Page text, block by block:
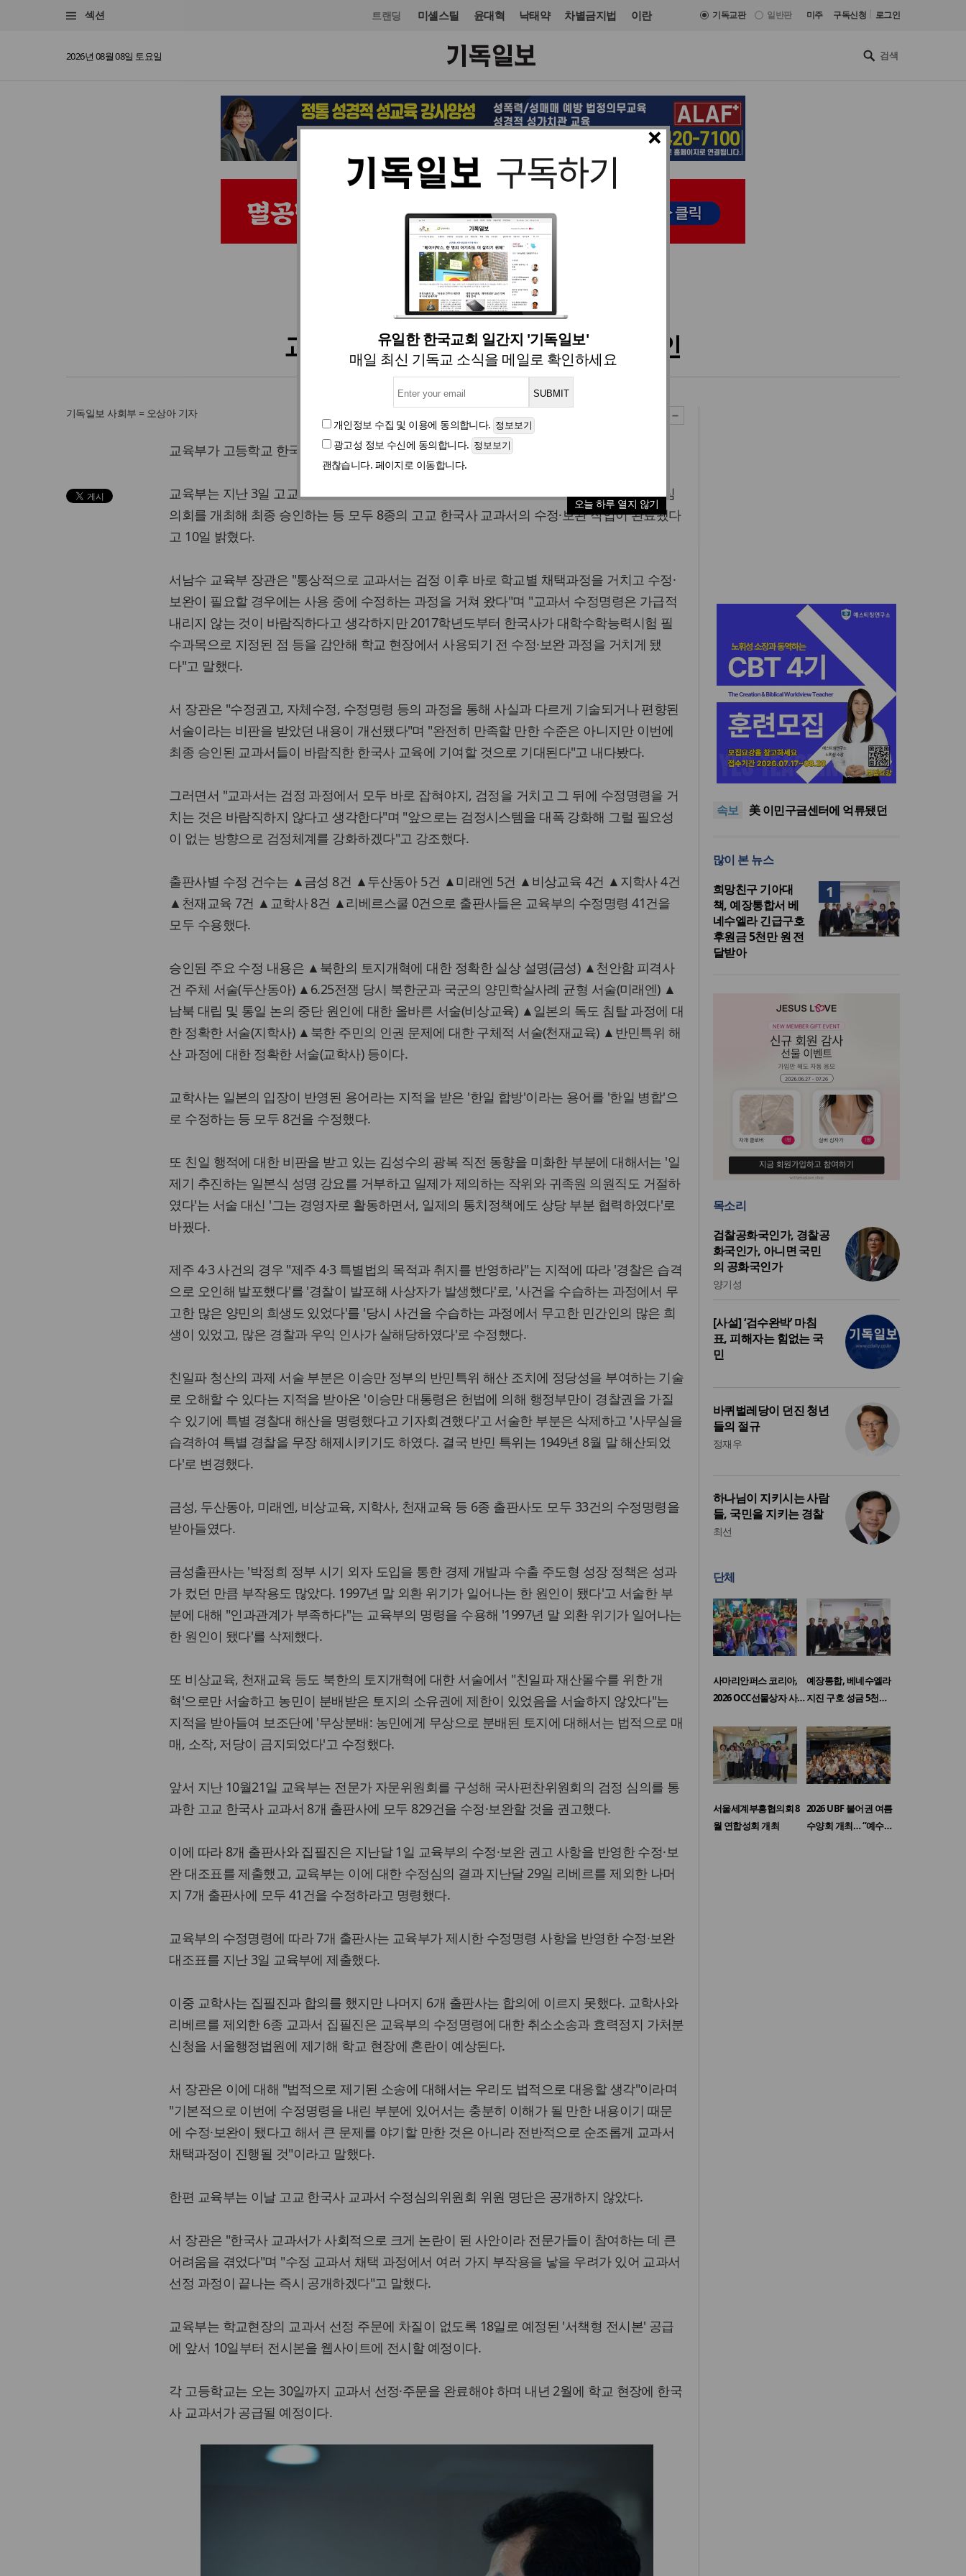
섹션 트랜딩 미셸스틸 윤대혁 낙태약 차별금지법 이란 기독교판 일반판 미주 구독신청 로그인
2026년 08월 08일 토요일
×
유일한 한국교회 일간지 '기독일보'
매일 최신 기독교 소식을 메일로 확인하세요
개인정보 수집 및 이용에 동의합니다.
광고성 정보 수신에 동의합니다.
괜찮습니다. 페이지로 이동합니다.
오늘 하루 열지 않기
교육·학술·종교 교육·학술·종교 입력 2013. 12. 10 20:27
교육부, 한국사 교과서 8종 최종 승인
기독일보 사회부 = 오상아 기자
교육부가 고등학교 한국사 교과서 8종에 대해 최종 승인했다.
교육부는 지난 3일 고교 한국사 교과서 7개 출판사가 제출한 수정·보완 대조표에 대해 수정심
의회를 개최해 최종 승인하는 등 모두 8종의 고교 한국사 교과서의 수정·보완 작업이 완료됐다
고 10일 밝혔다.
서남수 교육부 장관은 "통상적으로 교과서는 검정 이후 바로 학교별 채택과정을 거치고 수정·
보완이 필요할 경우에는 사용 중에 수정하는 과정을 거쳐 왔다"며 "교과서 수정명령은 가급적
내리지 않는 것이 바람직하다고 생각하지만 2017학년도부터 한국사가 대학수학능력시험 필
수과목으로 지정된 점 등을 감안해 학교 현장에서 사용되기 전 수정·보완 과정을 거치게 됐
다"고 말했다.
서 장관은 "수정권고, 자체수정, 수정명령 등의 과정을 통해 사실과 다르게 기술되거나 편향된
서술이라는 비판을 받았던 내용이 개선됐다"며 "완전히 만족할 만한 수준은 아니지만 이번에
최종 승인된 교과서들이 바람직한 한국사 교육에 기여할 것으로 기대된다"고 내다봤다.
그러면서 "교과서는 검정 과정에서 모두 바로 잡혀야지, 검정을 거치고 그 뒤에 수정명령을 거
치는 것은 바람직하지 않다고 생각한다"며 "앞으로는 검정시스템을 대폭 강화해 그럴 필요성
이 없는 방향으로 검정체계를 강화하겠다"고 강조했다.
출판사별 수정 건수는 ▲금성 8건 ▲두산동아 5건 ▲미래엔 5건 ▲비상교육 4건 ▲지학사 4건
▲천재교육 7건 ▲교학사 8건 ▲리베르스쿨 0건으로 출판사들은 교육부의 수정명령 41건을
모두 수용했다.
승인된 주요 수정 내용은 ▲북한의 토지개혁에 대한 정확한 실상 설명(금성) ▲천안함 피격사
건 주체 서술(두산동아) ▲6.25전쟁 당시 북한군과 국군의 양민학살사례 균형 서술(미래엔) ▲
남북 대립 및 통일 논의 중단 원인에 대한 올바른 서술(비상교육) ▲일본의 독도 침탈 과정에 대
한 정확한 서술(지학사) ▲북한 주민의 인권 문제에 대한 구체적 서술(천재교육) ▲반민특위 해
산 과정에 대한 정확한 서술(교학사) 등이다.
교학사는 일본의 입장이 반영된 용어라는 지적을 받은 '한일 합방'이라는 용어를 '한일 병합'으
로 수정하는 등 모두 8건을 수정했다.
또 친일 행적에 대한 비판을 받고 있는 김성수의 광복 직전 동향을 미화한 부분에 대해서는 '일
제기 추진하는 일본식 성명 강요를 거부하고 일제가 제의하는 작위와 귀족원 의원직도 거절하
였다'는 서술 대신 '그는 경영자로 활동하면서, 일제의 통치정책에도 상당 부분 협력하였다'로
바꿨다.
제주 4·3 사건의 경우 "제주 4·3 특별법의 목적과 취지를 반영하라"는 지적에 따라 '경찰은 습격
으로 오인해 발포했다'를 '경찰이 발포해 사상자가 발생했다'로, '사건을 수습하는 과정에서 무
고한 많은 양민의 희생도 있었다'를 '당시 사건을 수습하는 과정에서 무고한 민간인의 많은 희
생이 있었고, 많은 경찰과 우익 인사가 살해당하였다'로 수정했다.
친일파 청산의 과제 서술 부분은 이승만 정부의 반민특위 해산 조치에 정당성을 부여하는 기술
로 오해할 수 있다는 지적을 받아온 '이승만 대통령은 헌법에 의해 행정부만이 경찰권을 가질
수 있기에 특별 경찰대 해산을 명령했다고 기자회견했다'고 서술한 부분은 삭제하고 '사무실을
습격하여 특별 경찰을 무장 해제시키기도 하였다. 결국 반민 특위는 1949년 8월 말 해산되었
다'로 변경했다.
금성, 두산동아, 미래엔, 비상교육, 지학사, 천재교육 등 6종 출판사도 모두 33건의 수정명령을
받아들였다.
금성출판사는 '박정희 정부 시기 외자 도입을 통한 경제 개발과 수출 주도형 성장 정책은 성과
가 컸던 만큼 부작용도 많았다. 1997년 말 외환 위기가 일어나는 한 원인이 됐다'고 서술한 부
분에 대해 "인과관계가 부족하다"는 교육부의 명령을 수용해 '1997년 말 외환 위기가 일어나는
한 원인이 됐다'를 삭제했다.
또 비상교육, 천재교육 등도 북한의 토지개혁에 대한 서술에서 "친일파 재산몰수를 위한 개
혁'으로만 서술하고 농민이 분배받은 토지의 소유권에 제한이 있었음을 서술하지 않았다"는
지적을 받아들여 보조단에 '무상분배: 농민에게 무상으로 분배된 토지에 대해서는 법적으로 매
매, 소작, 저당이 금지되었다'고 수정했다.
앞서 지난 10월21일 교육부는 전문가 자문위원회를 구성해 국사편찬위원회의 검정 심의를 통
과한 고교 한국사 교과서 8개 출판사에 모두 829건을 수정·보완할 것을 권고했다.
이에 따라 8개 출판사와 집필진은 지난달 1일 교육부의 수정·보완 권고 사항을 반영한 수정·보
완 대조표를 제출했고, 교육부는 이에 대한 수정심의 결과 지난달 29일 리베르를 제외한 나머
지 7개 출판사에 모두 41건을 수정하라고 명령했다.
교육부의 수정명령에 따라 7개 출판사는 교육부가 제시한 수정명령 사항을 반영한 수정·보완
대조표를 지난 3일 교육부에 제출했다.
이중 교학사는 집필진과 합의를 했지만 나머지 6개 출판사는 합의에 이르지 못했다. 교학사와
리베르를 제외한 6종 교과서 집필진은 교육부의 수정명령에 대한 취소소송과 효력정지 가처분
신청을 서울행정법원에 제기해 학교 현장에 혼란이 예상된다.
서 장관은 이에 대해 "법적으로 제기된 소송에 대해서는 우리도 법적으로 대응할 생각"이라며
"기본적으로 이번에 수정명령을 내린 부분에 있어서는 충분히 이해가 될 만한 내용이기 때문
에 수정·보완이 됐다고 해서 큰 문제를 야기할 만한 것은 아니라 전반적으로 순조롭게 교과서
채택과정이 진행될 것"이라고 말했다.
한편 교육부는 이날 고교 한국사 교과서 수정심의위원회 위원 명단은 공개하지 않았다.
서 장관은 "한국사 교과서가 사회적으로 크게 논란이 된 사안이라 전문가들이 참여하는 데 큰
어려움을 겪었다"며 "수정 교과서 채택 과정에서 여러 가지 부작용을 낳을 우려가 있어 교과서
선정 과정이 끝나는 즉시 공개하겠다"고 말했다.
교육부는 학교현장의 교과서 선정 주문에 차질이 없도록 18일로 예정된 '서책형 전시본' 공급
에 앞서 10일부터 전시본을 웹사이트에 전시할 예정이다.
각 고등학교는 오는 30일까지 교과서 선정·주문을 완료해야 하며 내년 2월에 학교 현장에 한국
사 교과서가 공급될 예정이다.
속보
인도 마하라슈트라주 개종 금
지법 시행… 기독교계 강력 반
올리벳대학교, 120만 평 리버사
인… 장기 개발 기반 확보
한인 목회자 석방돼
우크라 선교사 3부자의 헌신
지법 시행… 기독교계 강력 반
올리벳대학교, 120만 평 리버사
이드 대학 캠퍼스 영구 사용 승
인… 장기 개발 기반 확보
많이 본 뉴스
1
희망친구 기아대
책, 예장통합서 베
네수엘라 긴급구호
후원금 5천만 원 전
달받아
목소리
검찰공화국인가, 경찰공
화국인가, 아니면 국민
의 공화국인가
양기성
[사설] ‘검수완박’ 마침
표, 피해자는 힘없는 국
민
바퀴벌레당이 던진 청년
들의 절규
정재우
하나님이 지키시는 사람
들, 국민을 지키는 경찰
최선
단체
사마리안퍼스 코리아,
2026 OCC선물상자 사…
예장통합, 베네수엘라
지진 구호 성금 5천…
서울세계부흥협의회 8
월 연합성회 개최
2026 UBF 불어권 여름
수양회 개최… “예수…